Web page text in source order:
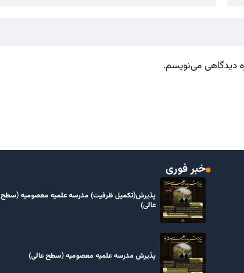
دیدگاهی می‌نویسم.
خبر فوری
پذیرش(تکمیل ظرفیت) مدرسه علمیه معصومیه‌ (سطح
عالی)
پذیرش مدرسه علمیه معصومیه‌ (سطح عالی)